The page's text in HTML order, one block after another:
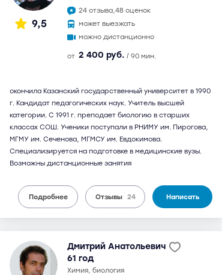
9,5
24 отзыва,48 оценок
может выезжать
можно дистанционно
от 2 400 руб. / 90 мин.
окончила Казанский государственный университет в 1990
г. Кандидат педагогических наук. Учитель высшей
категории. С 1991 г. преподает биологию в старших
классах СОШ. Ученики поступали в РНИМУ им. Пирогова,
МГМУ им. Сеченова, МГМСУ им. Евдокимова.
Специализируется на подготовке в медицинские вузы.
Возможны дистанционные занятия
Подробнее Отзывы 24 Написать
Дмитрий Анатольевич
61 год
химия, биология